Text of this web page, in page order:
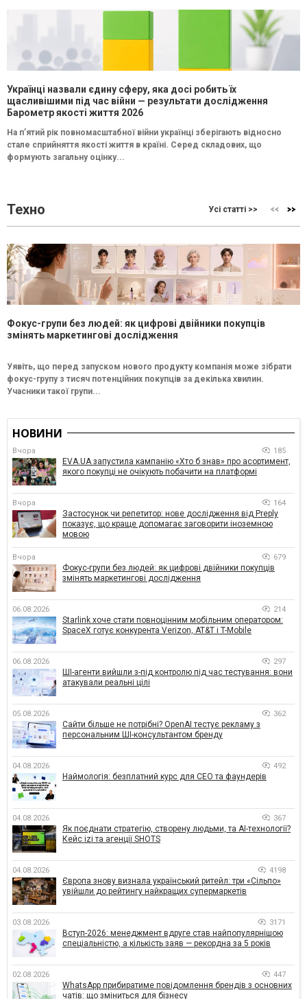
Українці назвали єдину сферу, яка досі робить їх
щасливішими під час війни — результати дослідження
Барометр якості життя 2026
На п’ятий рік повномасштабної війни українці зберігають відносно
стале сприйняття якості життя в країні. Серед складових, що
формують загальну оцінку...
Техно Усі статті >>
Фокус-групи без людей: як цифрові двійники покупців
змінять маркетингові дослідження
Уявіть, що перед запуском нового продукту компанія може зібрати
фокус-групу з тисяч потенційних покупців за декілька хвилин.
Учасники такої групи...
НОВИНИ
Вчора 185
EVA.UA запустила кампанію «Хто б знав» про асортимент,
якого покупці не очікують побачити на платформі
Вчора 164
Застосунок чи репетитор: нове дослідження від Preply
показує, що краще допомагає заговорити іноземною
мовою
Вчора 679
Фокус-групи без людей: як цифрові двійники покупців
змінять маркетингові дослідження
06.08.2026 214
Starlink хоче стати повноцінним мобільним оператором:
SpaceX готує конкурента Verizon, AT&T і T-Mobile
06.08.2026 297
ШІ-агенти вийшли з-під контролю під час тестування: вони
атакували реальні цілі
05.08.2026 362
Сайти більше не потрібні? OpenAI тестує рекламу з
персональним ШІ-консультантом бренду
04.08.2026 492
Наймологія: безплатний курс для CEO та фаундерів
04.08.2026 367
Як поєднати стратегію, створену людьми, та AI-технології?
Кейс izi та агенції SHOTS
04.08.2026 4198
Європа знову визнала український ритейл: три «Сільпо»
увійшли до рейтингу найкращих супермаркетів
03.08.2026 3171
Вступ-2026: менеджмент вдруге став найпопулярнішою
спеціальністю, а кількість заяв — рекордна за 5 років
02.08.2026 447
WhatsApp прибиратиме повідомлення брендів з основних
чатів: що зміниться для бізнесу